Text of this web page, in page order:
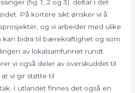
(fig. 1, 2 og 3). deltar i det
På kortere sikt ønsker vi å
og vi arbeider med ulike
kan bidra til bærekraftighet og som
av lokalsamfunnet rundt
vi også deler av overskuddet til
vi gir støtte til
I utlandet finnes det også en